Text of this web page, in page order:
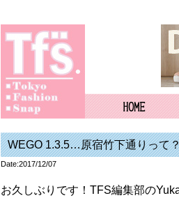
WEGO 1.3.5…原宿竹下通りって
Date:2017/12/07
お久しぶりです！TFS編集部の